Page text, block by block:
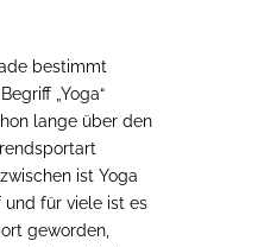
bestimmt
„Yoga“
lange über den
ist Yoga
für viele ist es
geworden,